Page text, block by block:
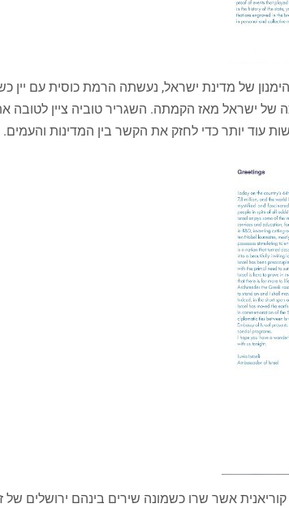
של מדינת ישראל, נעשתה הרמת כוסית עם יין
של ישראל מאז הקמתה. השגריר טוביה ציין לטובה
אשר שרו כשמונה שירים בינהם ירושלים של